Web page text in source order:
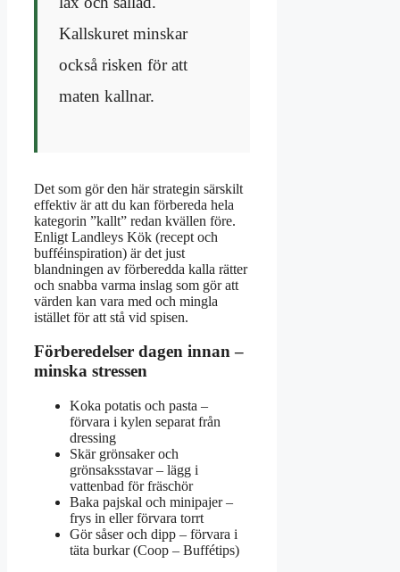
Kallskuret minskar
också risken för att
maten kallnar.
Det som gör den här strategin särskilt
effektiv är att du kan förbereda hela
kategorin ”kallt” redan kvällen före.
Enligt Landleys Kök (recept och
bufféinspiration) är det just
blandningen av förberedda kalla rätter
och snabba varma inslag som gör att
värden kan vara med och mingla
istället för att stå vid spisen.
Förberedelser dagen innan –
minska stressen
Koka potatis och pasta –
förvara i kylen separat från
dressing
Skär grönsaker och
grönsaksstavar – lägg i
vattenbad för fräschör
Baka pajskal och minipajer –
frys in eller förvara torrt
Gör såser och dipp – förvara i
täta burkar (Coop – Buffétips)